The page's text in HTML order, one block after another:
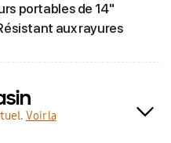
portables de 14"
aux rayures
Voir la